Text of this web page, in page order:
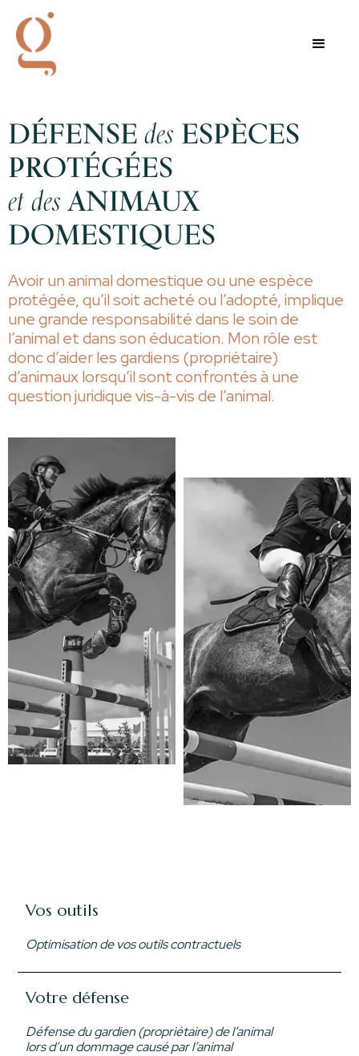
DÉFENSEdes ESPÈCES
PROTÉGÉES
et desANIMAUX
DOMESTIQUES
Avoir un animal domestique ou une espèce
protégée, qu’il soit acheté ou l’adopté, implique
une grande responsabilité dans le soin de
l’animal et dans son éducation. Mon rôle est
donc d’aider les gardiens (propriétaire)
d’animaux lorsqu’il sont confrontés à une
question juridique vis-à-vis de l’animal.
Vos outils
Optimisation de vos outils contractuels
Votre défense
Défense du gardien (propriétaire) de l’animal
lors d’un dommage causé par l’animal